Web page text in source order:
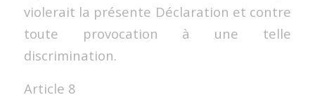
violerait la présente Déclaration et contre
toute provocation à une telle
discrimination.
Article 8